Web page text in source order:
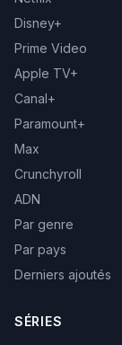
Disney+
Prime Video
Apple TV+
Canal+
Paramount+
Max
Crunchyroll
ADN
Par genre
Par pays
Derniers ajoutés
SÉRIES